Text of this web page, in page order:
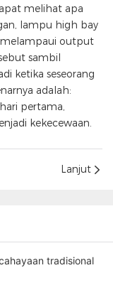
melihat apa
lampu high bay
melampaui output
sambil
ketika seseorang
adalah:
pertama,
kekecewaan.
Lanjut
tradisional